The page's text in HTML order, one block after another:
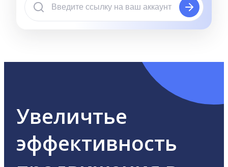
Увеличтье
эффективность